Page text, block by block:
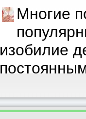
Многие
изобилие